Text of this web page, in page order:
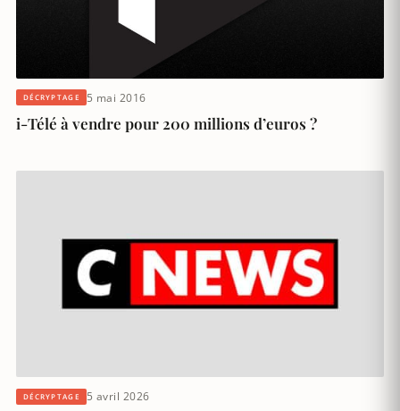
DÉCRYPTAGE 5 mai 2016
i-Télé à vendre pour 200 millions d’euros ?
DÉCRYPTAGE 5 avril 2026